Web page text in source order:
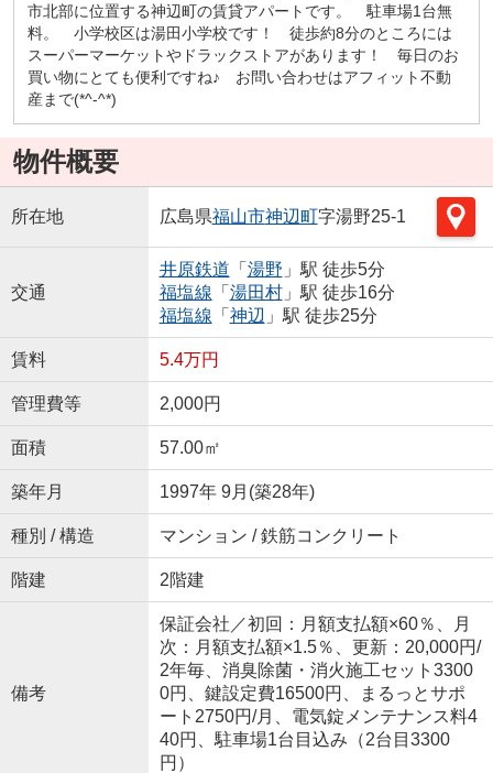
市北部に位置する神辺町の賃貸アパートです。 駐車場1台無
料。 小学校区は湯田小学校です！ 徒歩約8分のところには
スーパーマーケットやドラックストアがあります！ 毎日のお
買い物にとても便利ですね♪ お問い合わせはアフィット不動
産まで(*^-^*)
物件概要
所在地 広島県福山市神辺町字湯野25-1
交通
井原鉄道 「 湯野 」駅 徒歩5分
福塩線 「 湯田村」駅 徒歩16分
福塩線 「 神辺 」駅 徒歩25分
賃料 5.4万円
管理費等 2,000円
面積 57.00㎡
築年月 1997年 9月(築28年)
種別 / 構造 マンション / 鉄筋コンクリート
階建 2階建
備考
保証会社／初回：月額支払額×60％、月
次：月額支払額×1.5％、更新：20,000円/
2年毎、消臭除菌・消火施工セット3300
0円、鍵設定費16500円、まるっとサポ
ート2750円/月、電気錠メンテナンス料4
40円、駐車場1台目込み（2台目3300
円）